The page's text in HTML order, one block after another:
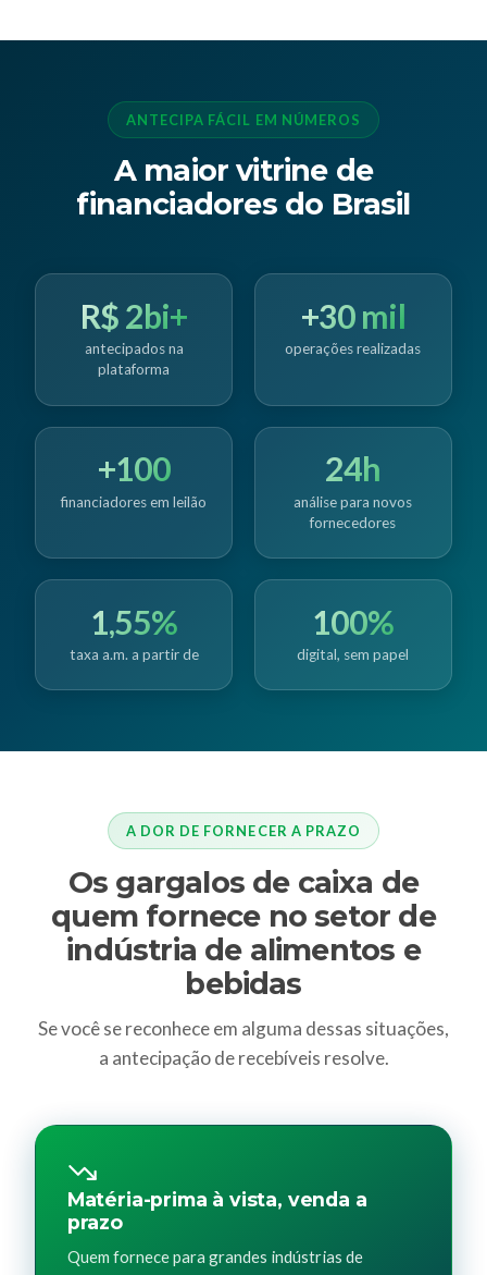
ANTECIPA FÁCIL EM NÚMEROS
A maior vitrine de
financiadores do Brasil
R$ 2bi+
antecipados na
plataforma
+30 mil
operações realizadas
+100
financiadores em leilão
24h
análise para novos
fornecedores
1,55%
taxa a.m. a partir de
100%
digital, sem papel
A DOR DE FORNECER A PRAZO
Os gargalos de caixa de
quem fornece no setor de
indústria de alimentos e
bebidas
Se você se reconhece em alguma dessas situações,
a antecipação de recebíveis resolve.
Matéria-prima à vista, venda a
prazo
Quem fornece para grandes indústrias de